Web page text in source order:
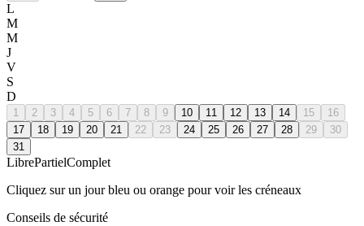
L
M
M
J
V
S
D
1 2 3 4 5 6 7 8 9 10 11 12 13 14 15
16
17
18 19 20 21 22 23 24 25 26 27 28 29
30
31
LibrePartielComplet
Cliquez sur un jour bleu ou orange pour voir les créneaux
Conseils de sécurité